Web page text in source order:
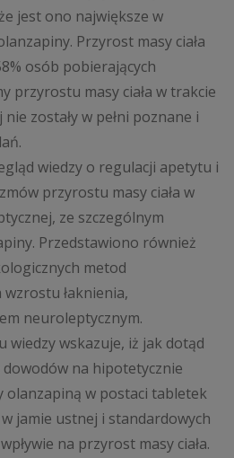
jest ono największe w
Przyrost masy ciała
osób pobierających
przyrostu masy ciała w trakcie
zostały w pełni poznane i
wiedzy o regulacji apetytu i
przyrostu masy ciała w
ze szczególnym
Przedstawiono również
metod
łaknienia,
neuroleptycznym.
wiedzy wskazuje, iż jak dotąd
na hipotetycznie
olanzapiną w postaci tabletek
jamie ustnej i standardowych
na przyrost masy ciała.